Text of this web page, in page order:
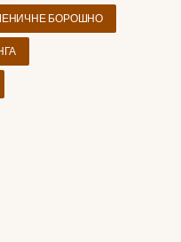
БОРОШНО